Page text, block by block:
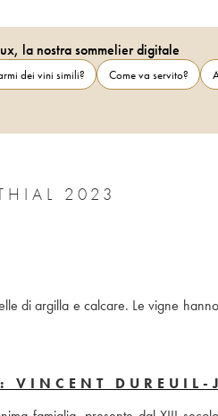
la nostra sommelier digitale
dei vini simili? Come va servito?
RULLY VINCENT DUREUIL-JANTHIAL 2023
di argilla e calcare. Le vigne
VINCENT DUREUIL-